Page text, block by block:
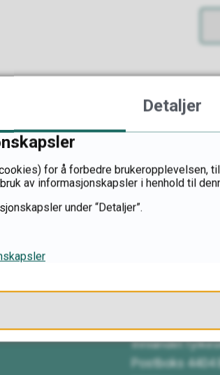
LinkedIn
Tips en venn
Innlandet
Postboks
Detaljer
for å forbedre brukeropplevelsen,
av informasjonskapsler i henhold til
under “Detaljer”.